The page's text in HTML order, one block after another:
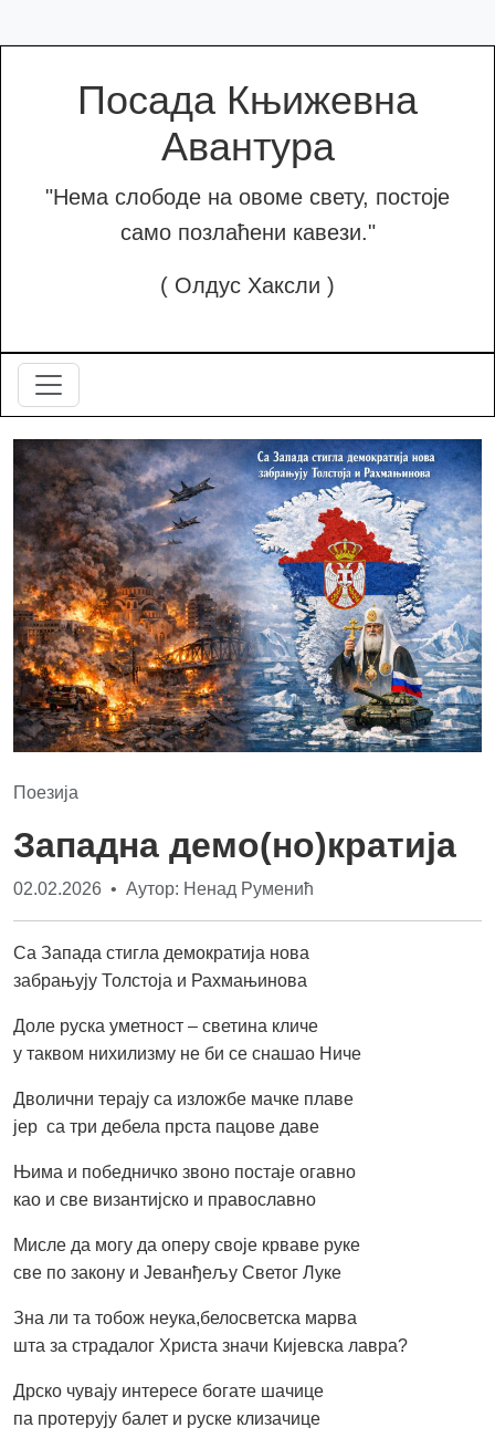
Посада Књижевна
Авантура
"Нема слободе на овоме свету, постоје
само позлаћени кавези."
( Олдус Хаксли )
Поезија
Западна демо(но)кратија
02.02.2026 • Аутор: Ненад Руменић
Са Запада стигла демократија нова
забрањују Толстоја и Рахмањинова
Доле руска уметност – светина кличе
у таквом нихилизму не би се снашао Ниче
Дволични терају са изложбе мачке плаве
јер са три дебела прста пацове даве
Њима и победничко звоно постаје огавно
као и све византијско и православно
Мисле да могу да оперу своје крваве руке
све по закону и Јеванђељу Светог Луке
Зна ли та тобож неука,белосветска марва
шта за страдалог Христа значи Кијевска лавра?
Дрско чувају интересе богате шачице
па протерују балет и руске клизачице